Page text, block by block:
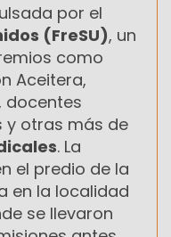
por el
(FreSU), un
como
Aceitera,
docentes
y otras más de
. La
el predio de la
en la localidad
se llevaron